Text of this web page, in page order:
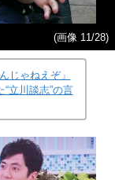
(画像 11/28)
じゃねえぞ」
立川談志”の言